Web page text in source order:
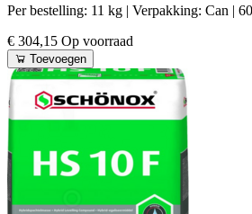
Per bestelling: 11 kg | Verpakking: Can |
€ 304,15 Op voorraad
Toevoegen